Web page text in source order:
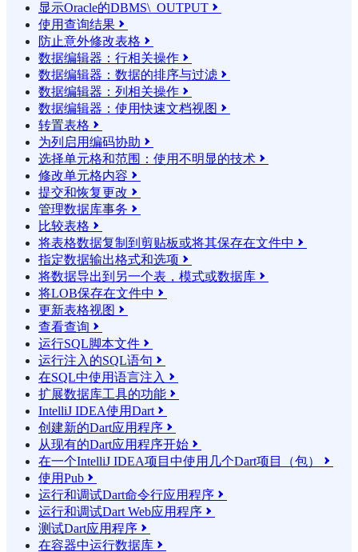
显示Oracle的DBMS\_OUTPUT 
使用查询结果 
防止意外修改表格 
数据编辑器：行相关操作 
数据编辑器：数据的排序与过滤 
数据编辑器：列相关操作 
数据编辑器：使用快速文档视图 
转置表格 
为列启用编码协助 
选择单元格和范围：使用不明显的技术 
修改单元格内容 
提交和恢复更改 
管理数据库事务 
比较表格 
将表格数据复制到剪贴板或将其保存在文件中 
指定数据输出格式和选项 
将数据导出到另一个表，模式或数据库 
将LOB保存在文件中 
更新表格视图 
查看查询 
运行SQL脚本文件 
运行注入的SQL语句 
在SQL中使用语言注入 
扩展数据库工具的功能 
IntelliJ IDEA使用Dart 
创建新的Dart应用程序 
从现有的Dart应用程序开始 
在一个IntelliJ IDEA项目中使用几个Dart项目（包） 
使用Pub 
运行和调试Dart命令行应用程序 
运行和调试Dart Web应用程序 
测试Dart应用程序 
在容器中运行数据库 